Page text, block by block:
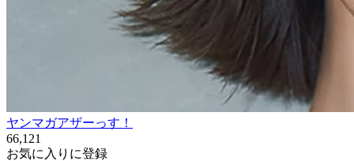
ヤンマガアザーっす！
66,121
お気に入りに登録